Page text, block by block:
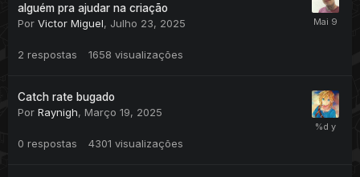
alguém pra ajudar na criação
Por Victor Miguel, Julho 23, 2025
2 respostas 1658 visualizações
Catch rate bugado
Por Raynigh, Março 19, 2025
0 respostas 4301 visualizações